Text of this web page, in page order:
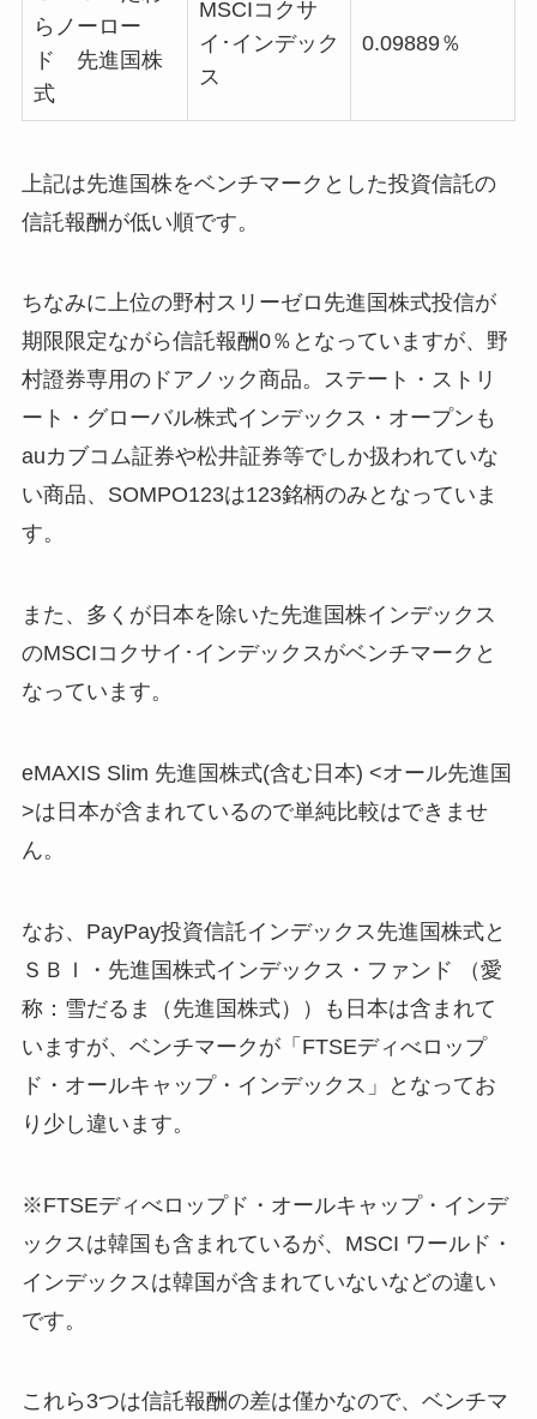
らノーロー
ド 先進国株
式
MSCIコクサ
イ･インデック
ス
0.09889％
上記は先進国株をベンチマークとした投資信託の
信託報酬が低い順です。
ちなみに上位の野村スリーゼロ先進国株式投信が
期限限定ながら信託報酬0％となっていますが、野
村證券専用のドアノック商品。ステート・ストリ
ート・グローバル株式インデックス・オープンも
auカブコム証券や松井証券等でしか扱われていな
い商品、SOMPO123は123銘柄のみとなっていま
す。
また、多くが日本を除いた先進国株インデックス
のMSCIコクサイ･インデックスがベンチマークと
なっています。
eMAXIS Slim 先進国株式(含む日本) <オール先進国
>は日本が含まれているので単純比較はできませ
ん。
なお、PayPay投資信託インデックス先進国株式と
ＳＢＩ・先進国株式インデックス・ファンド （愛
称：雪だるま（先進国株式））も日本は含まれて
いますが、ベンチマークが「FTSEディべロップ
ド・オールキャップ・インデックス」となってお
り少し違います。
※FTSEディべロップド・オールキャップ・インデ
ックスは韓国も含まれているが、MSCI ワールド・
インデックスは韓国が含まれていないなどの違い
です。
これら3つは信託報酬の差は僅かなので、ベンチマ